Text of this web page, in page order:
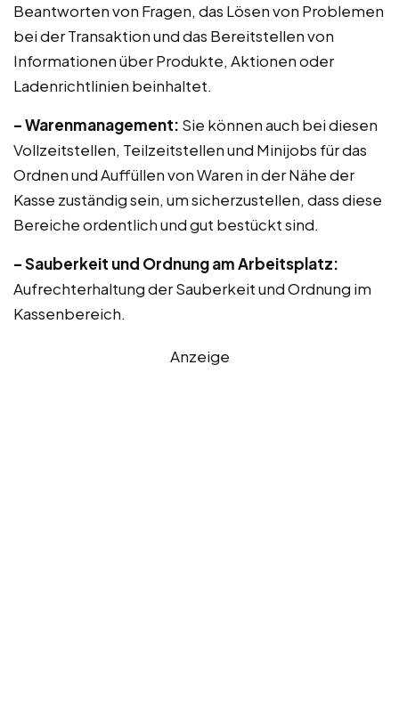
Beantworten von Fragen, das Lösen von Problemen
bei der Transaktion und das Bereitstellen von
Informationen über Produkte, Aktionen oder
Ladenrichtlinien beinhaltet.
– Warenmanagement: Sie können auch bei diesen
Vollzeitstellen, Teilzeitstellen und Minijobs für das
Ordnen und Auffüllen von Waren in der Nähe der
Kasse zuständig sein, um sicherzustellen, dass diese
Bereiche ordentlich und gut bestückt sind.
– Sauberkeit und Ordnung am Arbeitsplatz:
Aufrechterhaltung der Sauberkeit und Ordnung im
Kassenbereich.
Anzeige